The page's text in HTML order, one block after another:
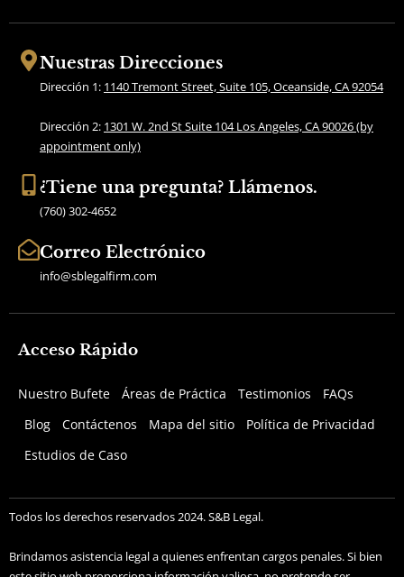
c
b
o
s
a
g
r
a
m
Nuestras Direcciones
Dirección 1: 1140 Tremont Street, Suite 105, Oceanside, CA 92054
Dirección 2: 1301 W. 2nd St Suite 104 Los Angeles, CA 90026 (by
appointment only)
¿Tiene una pregunta? Llámenos.
(760) 302-4652
Correo Electrónico
info@sblegalfirm.com
Acceso Rápido
Nuestro Bufete Áreas de Práctica Testimonios
FAQs
Blog
Contáctenos Mapa del sitio
Política de Privacidad
Estudios de Caso
Todos los derechos reservados 2024. S&B Legal.
Brindamos asistencia legal a quienes enfrentan cargos penales. Si bien